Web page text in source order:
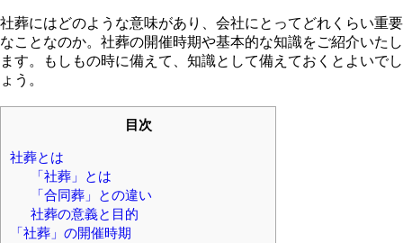
社葬にはどのような意味があり、会社にとってどれくらい重要
なことなのか。社葬の開催時期や基本的な知識をご紹介いたし
ます。もしもの時に備えて、知識として備えておくとよいでし
ょう。
目次
社葬とは
「社葬」とは
「合同葬」との違い
社葬の意義と目的
「社葬」の開催時期